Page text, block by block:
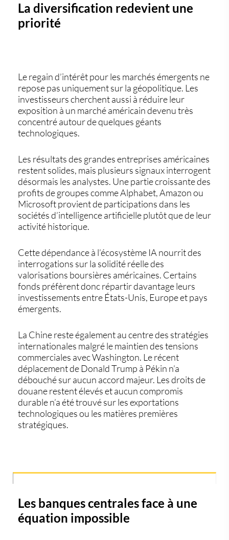
La diversification redevient une
priorité
Le regain d’intérêt pour les marchés émergents ne
repose pas uniquement sur la géopolitique. Les
investisseurs cherchent aussi à réduire leur
exposition à un marché américain devenu très
concentré autour de quelques géants
technologiques.
Les résultats des grandes entreprises américaines
restent solides, mais plusieurs signaux interrogent
désormais les analystes. Une partie croissante des
profits de groupes comme Alphabet, Amazon ou
Microsoft provient de participations dans les
sociétés d’intelligence artificielle plutôt que de leur
activité historique.
Cette dépendance à l’écosystème IA nourrit des
interrogations sur la solidité réelle des
valorisations boursières américaines. Certains
fonds préfèrent donc répartir davantage leurs
investissements entre États-Unis, Europe et pays
émergents.
La Chine reste également au centre des stratégies
internationales malgré le maintien des tensions
commerciales avec Washington. Le récent
déplacement de Donald Trump à Pékin n’a
débouché sur aucun accord majeur. Les droits de
douane restent élevés et aucun compromis
durable n’a été trouvé sur les exportations
technologiques ou les matières premières
stratégiques.
Les banques centrales face à une
équation impossible